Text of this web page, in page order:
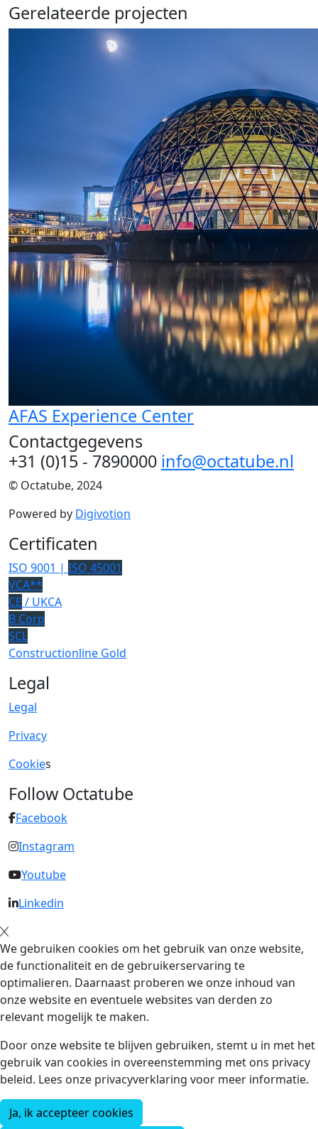
Gerelateerde projecten
AFAS Experience Center
Contactgegevens
+31 (0)15 - 7890000 info@octatube.nl
© Octatube, 2024
Powered by Digivotion
Certificaten
ISO 9001 | ISO 45001
VCA**
CE / UKCA
B Corp
SCL
Constructionline Gold
Legal
Legal
Privacy
Cookies
Follow Octatube
Facebook
Instagram
Youtube
Linkedin
We gebruiken cookies om het gebruik van onze website,
de functionaliteit en de gebruikerservaring te
optimalieren. Daarnaast proberen we onze inhoud van
onze website en eventuele websites van derden zo
relevant mogelijk te maken.
Door onze website te blijven gebruiken, stemt u in met het
gebruik van cookies in overeenstemming met ons privacy
beleid. Lees onze privacyverklaring voor meer informatie.
Ja, ik accepteer cookies